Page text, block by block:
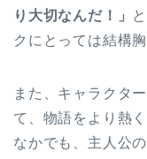
り大切なんだ！」
クにとっては結構
また、キャラクタ
て、物語をより熱
なかでも、主人公